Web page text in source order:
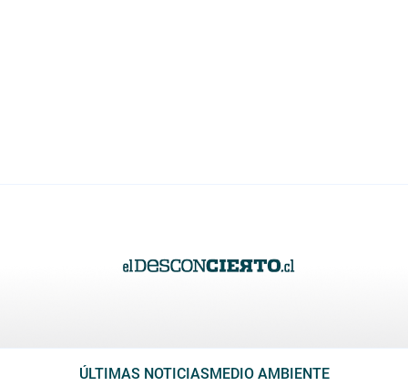
ÚLTIMAS NOTICIASMEDIO AMBIENTE